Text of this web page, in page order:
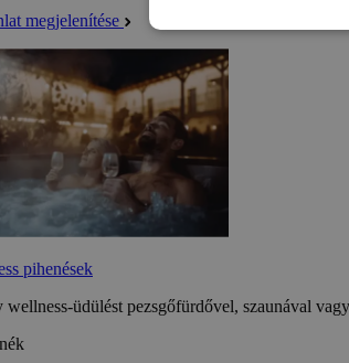
megjelenítése
pihenések
wellness-üdülést pezsgőfürdővel, szaunával